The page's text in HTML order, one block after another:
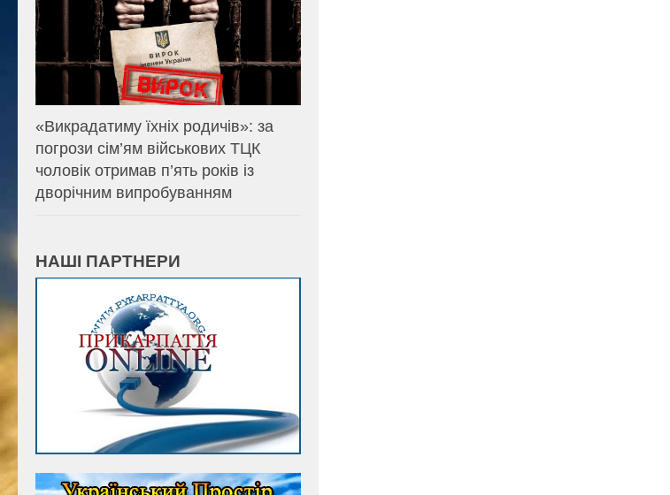
«Викрадатиму їхніх родичів»: за
погрози сім’ям військових ТЦК
чоловік отримав п’ять років із
дворічним випробуванням
НАШІ ПАРТНЕРИ